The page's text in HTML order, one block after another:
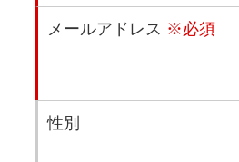
メールアドレス ※必須
性別